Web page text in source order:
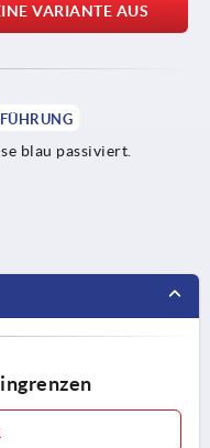
VARIANTE AUS
blau passiviert.